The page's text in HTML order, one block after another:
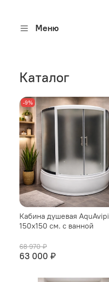
Меню
Каталог
-9%
Кабина душевая AquAvipi
150х150 см. с ванной
68 970 ₽
63 000 ₽